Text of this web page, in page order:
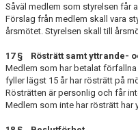
Såväl medlem som styrelsen får
Förslag från medlem skall vara
årsmötet. Styrelsen skall till
17 § Rösträtt samt yttrande-
Medlem som har betalat
fyller lägst 15 år har rösträtt på
Rösträtten är personlig och får
Medlem som inte har rösträtt